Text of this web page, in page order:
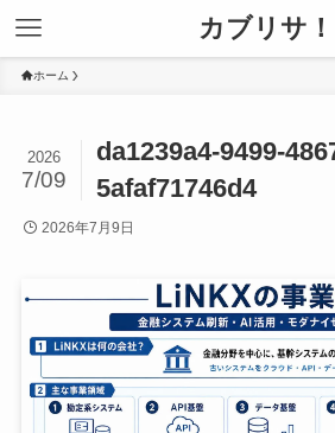
カブリサ！
ホーム
da1239a4-9499-
5afaf71746d4
2026
7/09
2026年7月9日